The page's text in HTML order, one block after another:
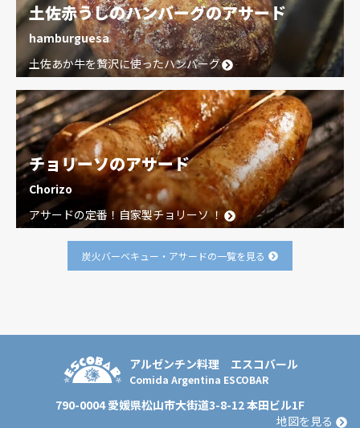
土佐赤うしのハンバーグのアサード
hamburguesa
土佐あか牛を贅沢に使ったハンバーグ
チョリーソのアサード
Chorizo
アサードの定番！自家製チョリーソ ！
炭火バーベキュー・アサードの一覧を見る
アルゼンチン料理 エスコバール
Comida Argentina ESCOBAR
790-0004 愛媛県松山市大街道3-8-12 本田ビル1F
地図を見る